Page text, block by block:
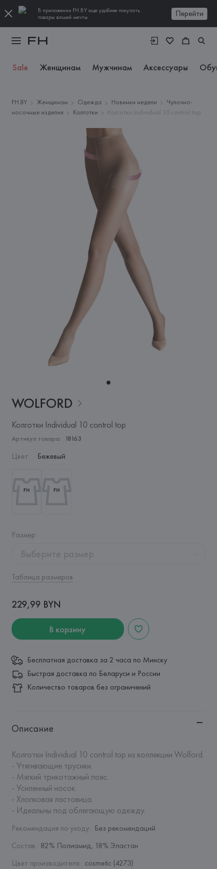
В приложении FH.BY еще удобнее покупать
товары вашей мечты
Перейти
Sale Женщинам Мужчинам Аксессуары
FH.BY Женщинам Одежда Новинки недели
Чулочно-
носочные изделия
Колготки Колготки Individual 10 control top
WOLFORD
Колготки Individual 10 control top
Артикул товара: 18163
Цвет: Бежевый
Размер:
Выберите размер
Таблица размеров
229,99 BYN
В корзину
Бесплатная доставка за 2 часа по Минску
Быстрая доставка по Беларуси и России
Количество товаров без ограничений
Описание
Колготки Individual 10 control top из коллекции Wolford.
- Утягивающие трусики.
- Мягкий трикотажный пояс.
- Усиленный носок.
- Хлопковая ластовица.
- Идеальны под облегающую одежду.
Рекомендация по уходу: Без рекомендаций
Состав: 82% Полиамид, 18% Эластан
Цвет производителя: cosmetic (4273)